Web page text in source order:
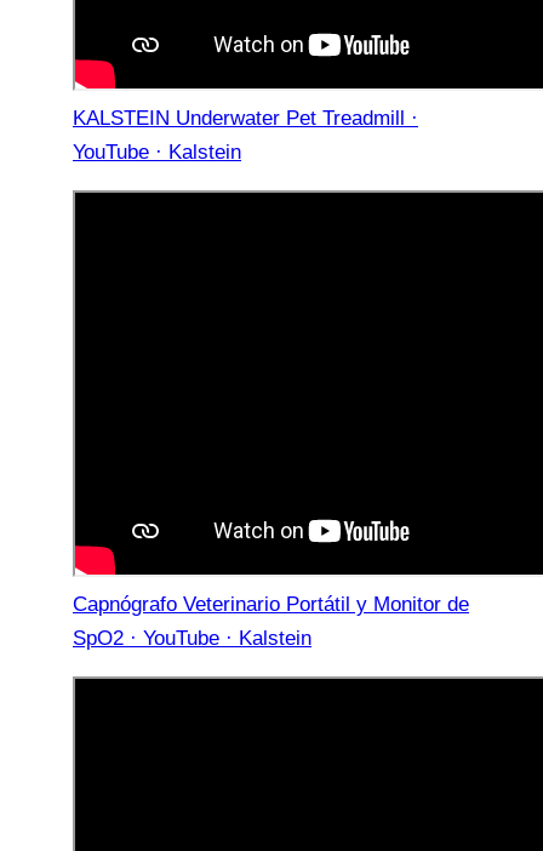
KALSTEIN Underwater Pet Treadmill ·
YouTube · Kalstein
Capnógrafo Veterinario Portátil y Monitor de
SpO2 · YouTube · Kalstein